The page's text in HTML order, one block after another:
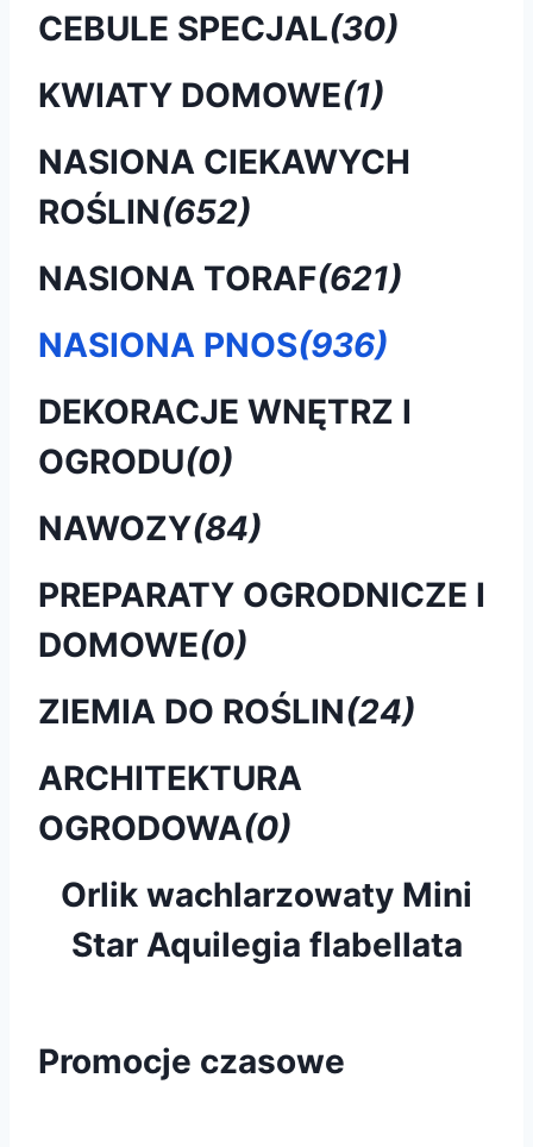
CEBULE SPECJAL(30)
KWIATY DOMOWE(1)
NASIONA CIEKAWYCH
ROŚLIN(652)
NASIONA TORAF(621)
NASIONA PNOS(936)
DEKORACJE WNĘTRZ I
OGRODU(0)
NAWOZY(84)
PREPARATY OGRODNICZE I
DOMOWE(0)
ZIEMIA DO ROŚLIN(24)
ARCHITEKTURA
OGRODOWA(0)
Orlik wachlarzowaty Mini
Star Aquilegia flabellata
Promocje czasowe